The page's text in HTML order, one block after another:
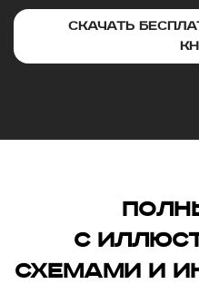
Скачать
с
схемами и